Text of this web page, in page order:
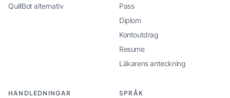
QuillBot alternativ
Pass
Diplom
Kontoutdrag
Resume
Läkarens anteckning
HANDLEDNINGAR SPRÅK